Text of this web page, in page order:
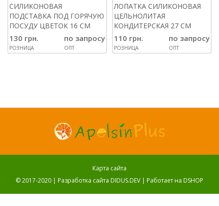
СИЛИКОНОВАЯ
ПОДСТАВКА ПОД ГОРЯЧУЮ
ПОСУДУ ЦВЕТОК 16 СМ
130 грн.
РОЗНИЦА
по запросу
ОПТ
ЛОПАТКА СИЛИКОНОВАЯ
ЦЕЛЬНОЛИТАЯ
КОНДИТЕРСКАЯ 27 СМ
110 грн.
РОЗНИЦА
по запросу
ОПТ
Карта сайта
© 2017-2020 | Разработка сайта DIDUS.DEV | Работает на DSHOP